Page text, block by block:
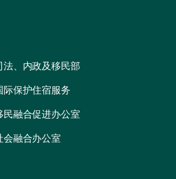
法、内政及移民部
际保护住宿服务
民融合促进办公室
会融合办公室